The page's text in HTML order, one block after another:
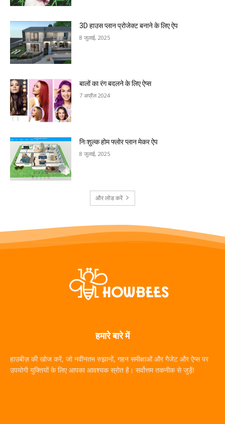
3D हाउस प्लान प्रोजेक्ट बनाने के लिए ऐप
8 जुलाई, 2025
बालों का रंग बदलने के लिए ऐप्स
7 अप्रैल 2024
निःशुल्क होम फ्लोर प्लान मेकर ऐप
8 जुलाई, 2025
और लोड करें
हमारे बारे में
हाउबीज़ की खोज करें, जो नवीनतम रुझानों, गहन समीक्षाओं और गैजेट और ऐप्स पर
उपयोगी युक्तियों के लिए आपका आवश्यक स्रोत है। सर्वोत्तम तकनीक से जुड़ें!